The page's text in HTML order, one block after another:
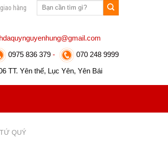
hàng
0975 836 379 - 070 248 9999
TT. Yên thế, Lục Yên, Yên Bái
QUÝ